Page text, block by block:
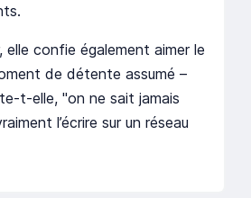
elle confie également aimer le
de détente assumé –
t-elle, "on ne sait jamais
l’écrire sur un réseau